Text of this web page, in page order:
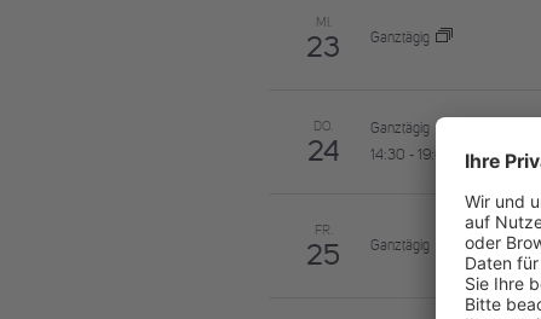
MI.
23 Ganztägig
DO.
24
Ganztägig
14:30 - 19:00
FR.
25 Ganztägig